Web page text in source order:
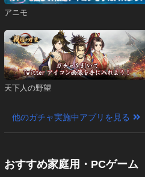
アニモ
天下人の野望
他のガチャ実施中アプリを見る
おすすめ家庭用・PCゲーム